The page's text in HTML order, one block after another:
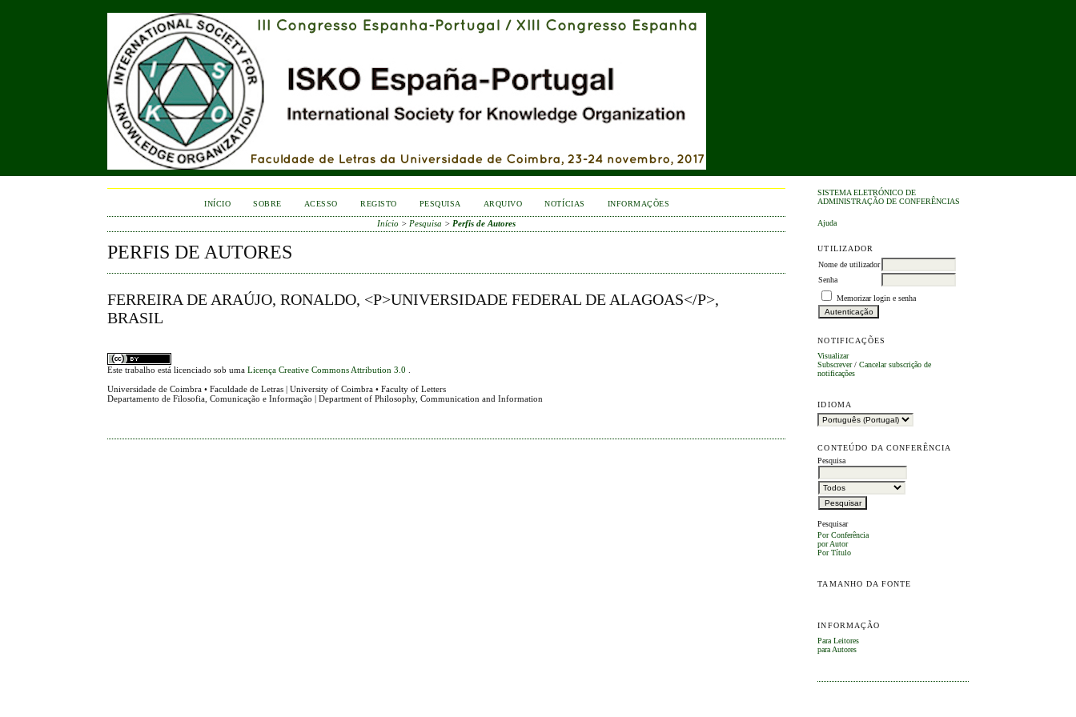
SISTEMA ELETRÓNICO DE
ADMINISTRAÇÃO DE CONFERÊNCIAS
Ajuda
UTILIZADOR
Nome de utilizador
Senha
Memorizar login e senha
NOTIFICAÇÕES
Visualizar
Subscrever/Cancelar subscrição de
notificações
IDIOMA
CONTEÚDO DA CONFERÊNCIA
Pesquisa
Pesquisar
Por Conferência
por Autor
Por Título
TAMANHO DA FONTE
INFORMAÇÃO
Para Leitores
para Autores
INÍCIO SOBRE ACESSO REGISTO PESQUISA ARQUIVO NOTÍCIAS INFORMAÇÕES
Início > Pesquisa > Perfis de Autores
PERFIS DE AUTORES
FERREIRA DE ARAÚJO, RONALDO, <P>UNIVERSIDADE FEDERAL DE ALAGOAS</P>,
BRASIL
Este trabalho está licenciado sob umaLicença Creative Commons Attribution 3.0
Universidade de Coimbra • Faculdade de Letras | University of Coimbra • Faculty of Letters
Departamento de Filosofia, Comunicação e Informação | Department of Philosophy, Communication and Information